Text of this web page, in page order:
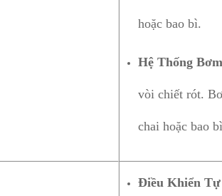
hoặc bao bì.
Hệ Thống
vòi chiết rót.
chai hoặc bao
Điều Khiển